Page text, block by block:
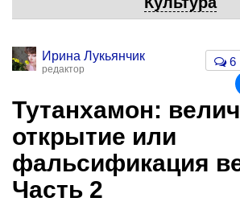
Ирина Лукьянчик
редактор
6
Тутанхамон:
открытие или
фальсификация
Часть 2